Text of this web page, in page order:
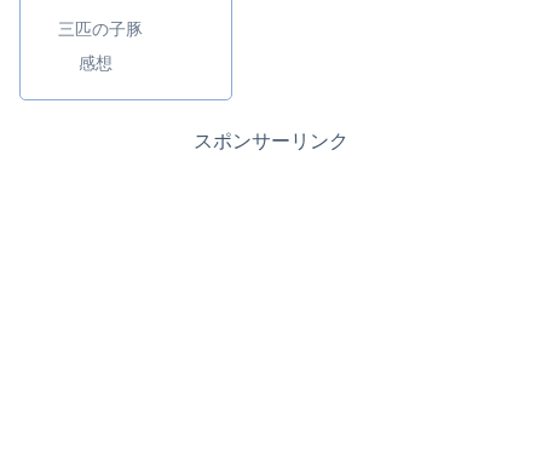
三匹の子豚
感想
スポンサーリンク